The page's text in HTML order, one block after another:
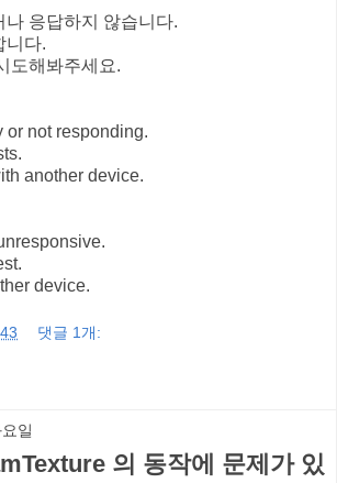
나 응답하지 않습니다.
니다.
도해봐주세요.
or not responding.
another device.
device.
댓글 1개:
일
의 동작에 문제가 있